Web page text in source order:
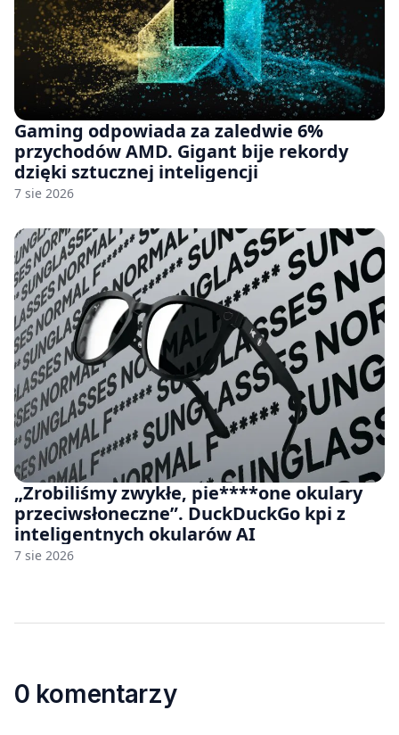
Gaming odpowiada za zaledwie 6%
przychodów AMD. Gigant bije rekordy
dzięki sztucznej inteligencji
7 sie 2026
„Zrobiliśmy zwykłe, pie****one okulary
przeciwsłoneczne”. DuckDuckGo kpi z
inteligentnych okularów AI
7 sie 2026
0 komentarzy